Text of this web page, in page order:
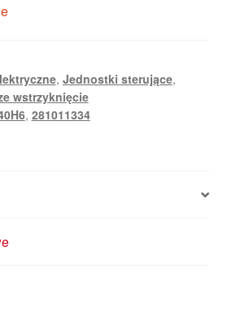
, Jednostki sterujące,
wstrzyknięcie
, 281011334